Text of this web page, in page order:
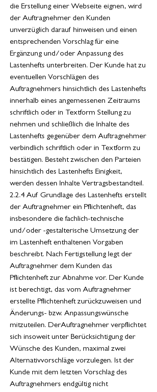
die Erstellung einer Webseite eignen, wird
der Auftragnehmer den Kunden
unverzüglich darauf hinweisen und einen
entsprechenden Vorschlag für eine
Ergänzung und/oder Anpassung des
Lastenhefts unterbreiten. Der Kunde hat zu
eventuellen Vorschlägen des
Auftragnehmers hinsichtlich des Lastenhefts
innerhalb eines angemessenen Zeitraums
schriftlich oder in Textform Stellung zu
nehmen und schließlich die Inhalte des
Lastenhefts gegenüber dem Auftragnehmer
verbindlich schriftlich oder in Textform zu
bestätigen. Besteht zwischen den Parteien
hinsichtlich des Lastenhefts Einigkeit,
werden dessen Inhalte Vertragsbestandteil.
2.2.4 Auf Grundlage des Lastenhefts erstellt
der Auftragnehmer ein Pflichtenheft, das
insbesondere die fachlich-technische
und/oder -gestalterische Umsetzung der
im Lastenheft enthaltenen Vorgaben
beschreibt. Nach Fertigstellung legt der
Auftragnehmer dem Kunden das
Pflichtenheft zur Abnahme vor. Der Kunde
ist berechtigt, das vom Auftragnehmer
erstellte Pflichtenheft zurückzuweisen und
Änderungs- bzw. Anpassungswünsche
mitzuteilen. DerAuftragnehmer verpflichtet
sich insoweit unter Berücksichtigung der
Wünsche des Kunden, maximal zwei
Alternativvorschläge vorzulegen. Ist der
Kunde mit dem letzten Vorschlag des
Auftragnehmers endgültig nicht